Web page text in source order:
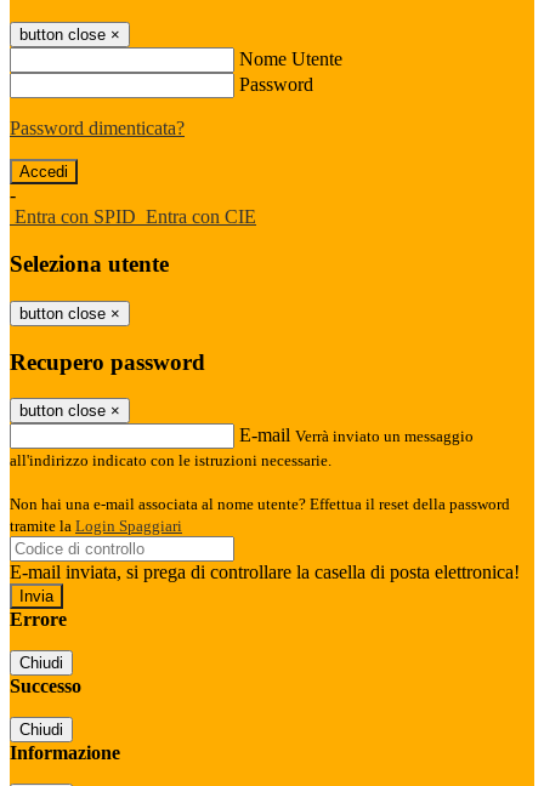
button close ×
Nome Utente
Password
Password dimenticata?
-
Entra con SPID Entra con CIE
Seleziona utente
button close ×
Recupero password
button close ×
E-mail Verrà inviato un messaggio
all'indirizzo indicato con le istruzioni necessarie.
Non hai una e-mail associata al nome utente? Effettua il reset della password
tramite la Login Spaggiari
E-mail inviata, si prega di controllare la casella di posta elettronica!
Errore
Chiudi
Successo
Chiudi
Informazione